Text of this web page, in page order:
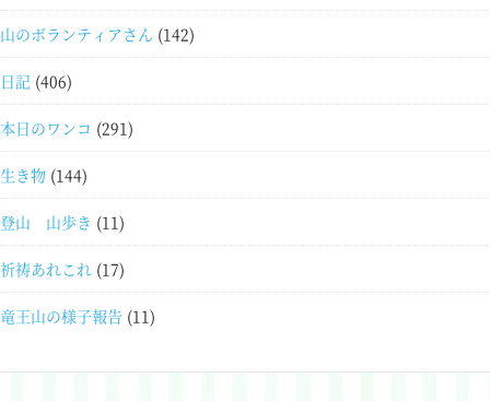
山のボランティアさん (142)
日記 (406)
本日のワンコ (291)
生き物 (144)
登山 山歩き (11)
祈祷あれこれ (17)
竜王山の様子報告 (11)